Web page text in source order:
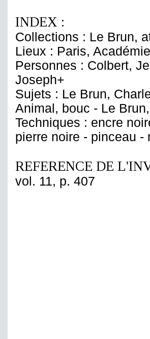
INDEX :
Collections : Le Brun,
Lieux : Paris,
Personnes : Colbert,
Joseph+
Sujets : Le Brun,
Animal, bouc - Le
Techniques : encre
pierre noire - pinceau -
REFERENCE DE
vol. 11, p. 407